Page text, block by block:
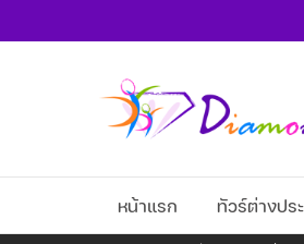
หน้าแรก ทัวร์ต่างปร